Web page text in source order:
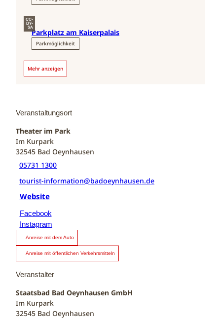
CC-
BY-
SAParkplatz am Kaiserpalais
Parkmöglichkeit
Mehr anzeigen
Veranstaltungsort
Theater im Park
Im Kurpark
32545 Bad Oeynhausen
05731 1300
tourist-information@badoeynhausen.de
Website
Facebook
Instagram
Anreise mit dem Auto
Anreise mit öffentlichen Verkehrsmitteln
Veranstalter
Staatsbad Bad Oeynhausen GmbH
Im Kurpark
32545 Bad Oeynhausen